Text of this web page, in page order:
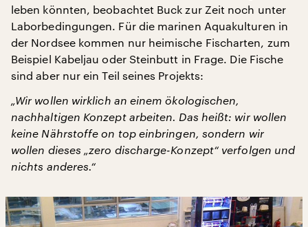
leben könnten, beobachtet Buck zur Zeit noch unter
Laborbedingungen. Für die marinen Aquakulturen in
der Nordsee kommen nur heimische Fischarten, zum
Beispiel Kabeljau oder Steinbutt in Frage. Die Fische
sind aber nur ein Teil seines Projekts:
„Wir wollen wirklich an einem ökologischen,
nachhaltigen Konzept arbeiten. Das heißt: wir wollen
keine Nährstoffe on top einbringen, sondern wir
wollen dieses „zero discharge-Konzept“ verfolgen und
nichts anderes.“